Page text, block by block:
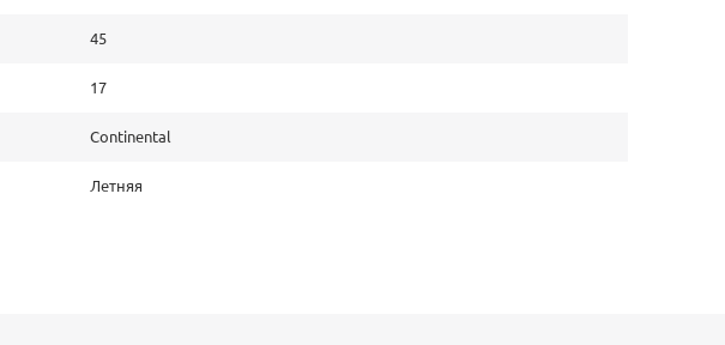
45
17
Continental
Летняя